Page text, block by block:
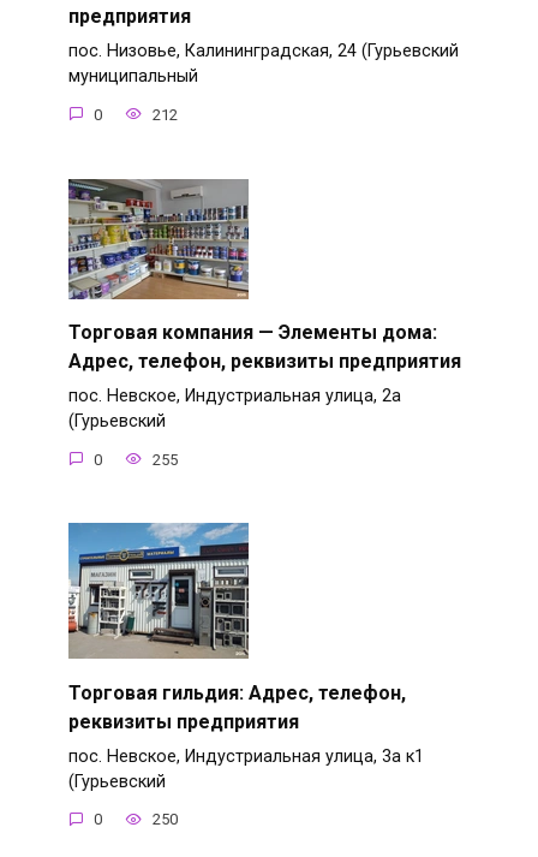
предприятия
пос. Низовье, Калининградская, 24 (Гурьевский
муниципальный
0 212
Торговая компания — Элементы дома:
Адрес, телефон, реквизиты предприятия
пос. Невское, Индустриальная улица, 2а
(Гурьевский
0 255
Торговая гильдия: Адрес, телефон,
реквизиты предприятия
пос. Невское, Индустриальная улица, 3а к1
(Гурьевский
0 250